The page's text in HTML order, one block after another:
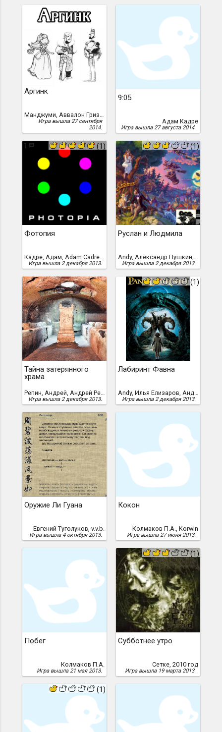
Аргинк
Манджуми, Аввалон Гризодубов (Uux)
Игра вышла 27 сентября
2014.
9:05
Адам Кадре
Игра вышла 27 августа 2014.
1 (1)
Фотопия
Кадре, Адам, Adam Cadre, 1998 год /перевод Вячеслава Добранова, 2013 г./
Игра вышла 2 декабря 2013.
(1)
Руслан и Людмила
Andy, Александр Пушкин, Андрей Репин
Игра вышла 2 декабря 2013.
Тайна затерянного
храма
Репин, Андрей, Андрей Репин
Игра вышла 2 декабря 2013.
(1)
Лабиринт Фавна
Andy, Илья Елизаров, Андрей Репин
Игра вышла 2 декабря 2013.
Оружие Ли Гуана
Евгений Туголуков, v.v.b.
Игра вышла 4 октября 2013.
Кокон
Колмаков П.А., Korwin
Игра вышла 27 июня 2013.
Побег
Колмаков П.А.
Игра вышла 21 мая 2013.
(1)
Субботнее утро
Сетке, 2010 год
Игра вышла 19 марта 2013.
(1)